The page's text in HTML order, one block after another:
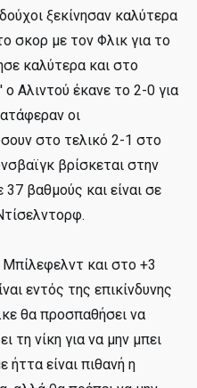
ξεκίνησαν καλύτερα
σκορ με τον Φλικ για το
καλύτερα και στο
Αλιντού έκανε το 2-0 για
οι
στο τελικό 2-1 στο
βρίσκεται στην
βαθμούς και είναι σε
Μπίλεφελντ και στο +3
εντός της επικίνδυνης
θα προσπαθήσει να
τη νίκη για να μην μπει
ήττα είναι πιθανή η